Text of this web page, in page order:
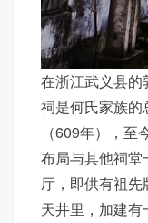
在浙江武义县
祠是何氏家族
（609年），
布局与其他祠
厅，即供有祖
天井里，加建